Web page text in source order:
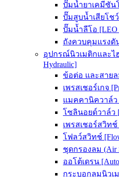
ปั๊มน้ำยาเคมีซันโ
ปั๊มสูบน้ำเสียโชว์
ปั๊มน้ำลีโอ [LEO
ถังควบคุมแรงดัน
อุปกรณ์นิวเมติกและไฮ
Hydraulic]
ข้อต่อ และสายล
เพรสเชอร์เกจ
แมคคานิควาล์ว
โซลินอยด์วาล์ว
เพรสเชอร์สวิทช์
โฟลว์สวิทช์
ชุดกรองลม (Air
ออโต้เดรน
กระบอกลมนิวเม